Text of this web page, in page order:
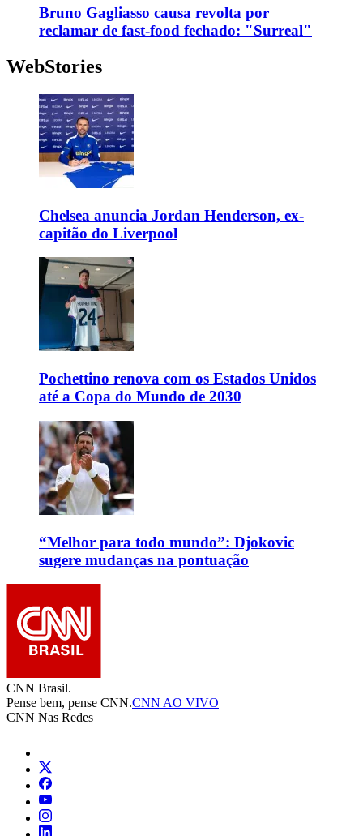
Bruno Gagliasso causa revolta por
reclamar de fast-food fechado: "Surreal"
WebStories
Chelsea anuncia Jordan Henderson, ex-
capitão do Liverpool
Pochettino renova com os Estados Unidos
até a Copa do Mundo de 2030
“Melhor para todo mundo”: Djokovic
sugere mudanças na pontuação
CNN Brasil.
Pense bem, pense CNN.CNN AO VIVO
CNN Nas Redes